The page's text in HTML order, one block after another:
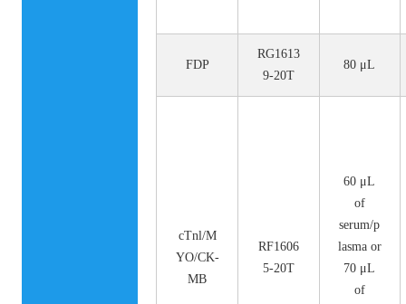
FDP
RG1613
9-20T
80 μL
cTnl/M
YO/CK-
MB
RF1606
5-20T
60 μL
of
serum/p
lasma or
70 μL
of